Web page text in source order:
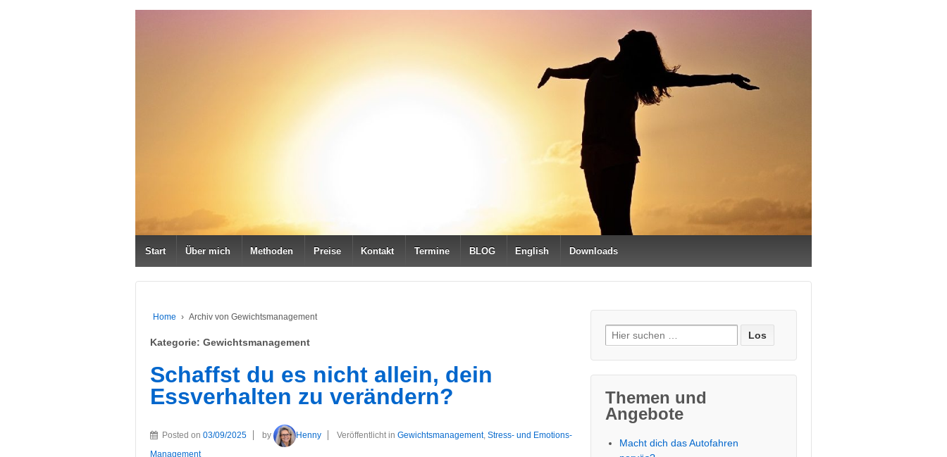
Start Über mich Methoden Preise Kontakt Termine BLOG English Downloads
Home › Archiv von Gewichtsmanagement
Kategorie: Gewichtsmanagement
Schaffst du es nicht allein, dein
Essverhalten zu verändern?
Posted on 03/09/2025 by Henny Veröffentlicht in Gewichtsmanagement, Stress- und Emotions-
Management
Suche
nach:
Themen und
Angebote
Macht dich das Autofahren